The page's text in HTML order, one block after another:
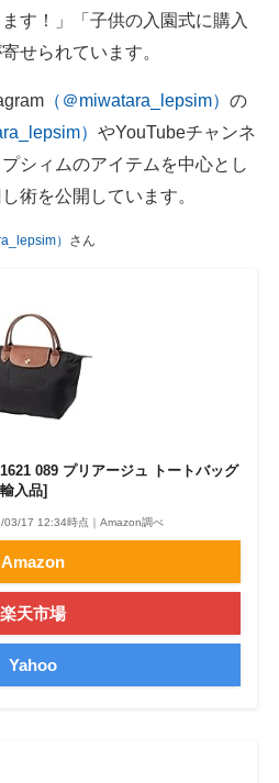
す！」「子供の入園式に購入
せられています。
（＠miwatara_lepsim） の
） やYouTubeチャンネ
シィムのアイテムを中心とし
術を公開しています。
） さん
089 プリアージュ トートバッグ
入品]
03/17 12:34時点｜Amazon調べ
Amazon
楽天市場
Yahoo